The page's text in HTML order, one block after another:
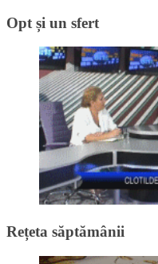
Opt și un sfert
Rețeta săptămânii